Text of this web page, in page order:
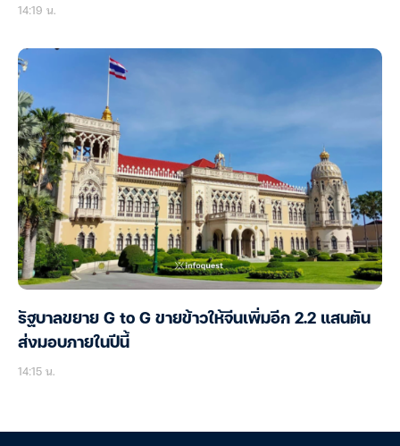
14:19 น.
รัฐบาลขยาย G to G ขายข้าวให้จีนเพิ่มอีก 2.2 แสนตัน
ส่งมอบภายในปีนี้
14:15 น.